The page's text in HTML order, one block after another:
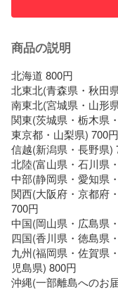
商品の説明
北海道 800円
北東北(青森県・秋田
南東北(宮城県・山形
関東(茨城県・栃木県
東京都・山梨県) 700円
信越(新潟県・長野県)
北陸(富山県・石川県
中部(静岡県・愛知県
関西(大阪府・京都府
700円
中国(岡山県・広島県
四国(香川県・徳島県
九州(福岡県・佐賀県
児島県) 800円
沖縄(一部離島へのお